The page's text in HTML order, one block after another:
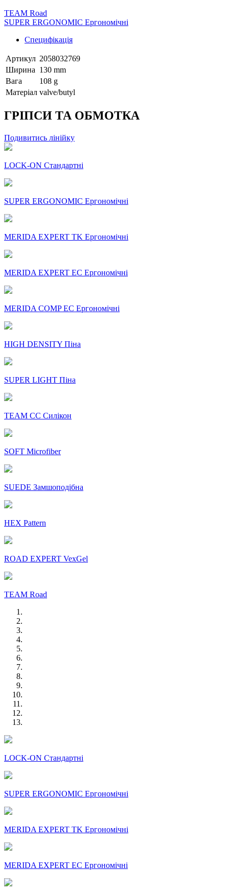
TEAM Road
SUPER ERGONOMIC Ергономічні
Специфікація
Артикул 2058032769
Ширина 130 mm
Вага
108 g
Матеріал valve/butyl
ГРІПСИ ТА ОБМОТКА
Подивитись лінійку
LOCK-ON Стандартні
SUPER ERGONOMIC Ергономічні
MERIDA EXPERT TK Ергономічні
MERIDA EXPERT EC Ергономічні
MERIDA COMP EC Ергономічні
HIGH DENSITY Піна
SUPER LIGHT Піна
TEAM CC Силікон
SOFT Microfiber
SUEDE Замшоподібна
HEX Pattern
ROAD EXPERT VexGel
TEAM Road
LOCK-ON Стандартні
SUPER ERGONOMIC Ергономічні
MERIDA EXPERT TK Ергономічні
MERIDA EXPERT EC Ергономічні